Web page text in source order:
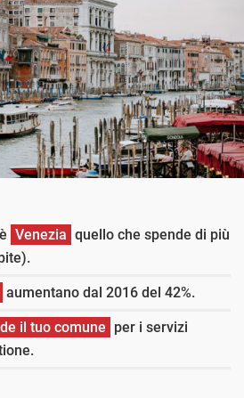
Venezia quello che spende di più
aumentano dal 2016 del 42%.
il tuo comune per i servizi